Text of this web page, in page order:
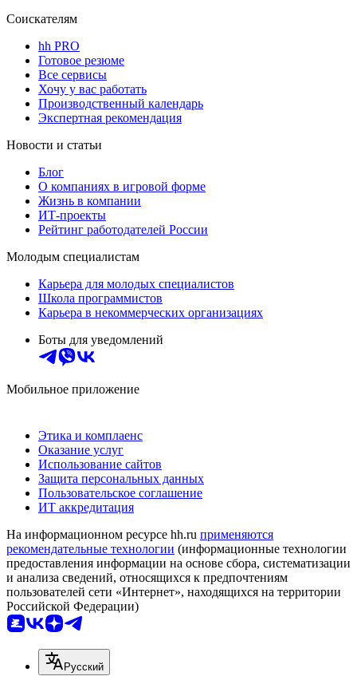
Соискателям
hh PRO
Готовое резюме
Все сервисы
Хочу у вас работать
Производственный календарь
Экспертная рекомендация
Новости и статьи
Блог
О компаниях в игровой форме
Жизнь в компании
ИТ-проекты
Рейтинг работодателей России
Молодым специалистам
Карьера для молодых специалистов
Школа программистов
Карьера в некоммерческих организациях
Боты для уведомлений
Мобильное приложение
Этика и комплаенс
Оказание услуг
Использование сайтов
Защита персональных данных
Пользовательское соглашение
ИТ аккредитация
На информационном ресурсе hh.ru применяются
рекомендательные технологии (информационные технологии
предоставления информации на основе сбора, систематизации
и анализа сведений, относящихся к предпочтениям
пользователей сети «Интернет», находящихся на территории
Российской Федерации)
Русский